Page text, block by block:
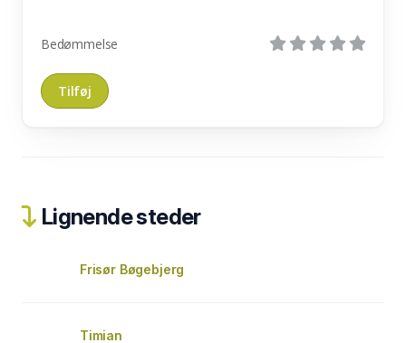
Bedømmelse
Lignende steder
Frisør Bøgebjerg
Timian